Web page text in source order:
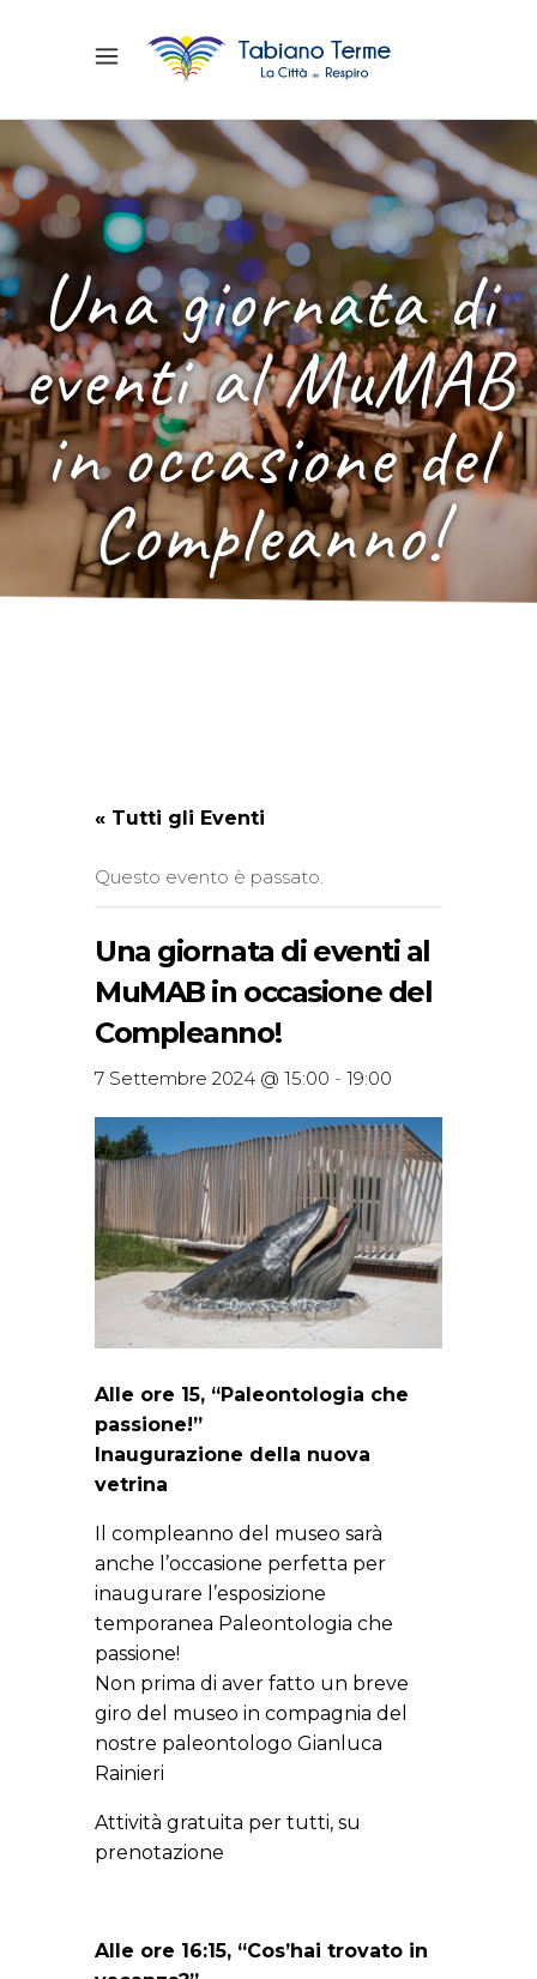
Una giornata di
eventi al MuMAB
in occasione del
Compleanno!
« Tutti gli Eventi
Questo evento è passato.
Una giornata di eventi al
MuMAB in occasione del
Compleanno!
7 Settembre 2024 @ 15:00 - 19:00
Alle ore 15, “Paleontologia che
passione!”
Inaugurazione della nuova
vetrina
Il compleanno del museo sarà
anche l’occasione perfetta per
inaugurare l’esposizione
temporanea Paleontologia che
passione!
Non prima di aver fatto un breve
giro del museo in compagnia del
nostre paleontologo Gianluca
Rainieri
Attività gratuita per tutti, su
prenotazione
Alle ore 16:15, “Cos’hai trovato in